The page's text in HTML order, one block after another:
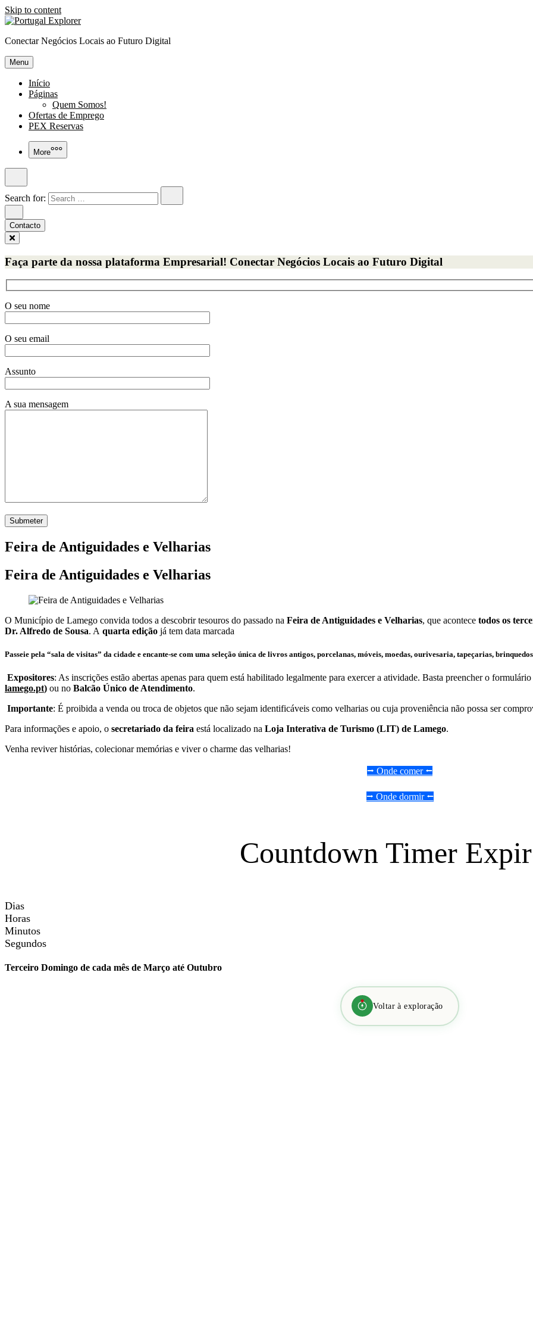
Skip to content
Conectar Negócios Locais ao Futuro Digital
Menu
Início
Páginas
Quem Somos!
Ofertas de Emprego
PEX Reservas
More
Search for:
Contacto
Faça parte da nossa plataforma Empresarial! Conectar Negócios Locais ao Futuro Digital
O seu nome
O seu email
Assunto
A sua mensagem
Feira de Antiguidades e Velharias
Feira de Antiguidades e Velharias
O Município de Lamego convida todos a descobrir tesouros do passado na Feira de Antiguidades e Velharias, que acontece todos os
Dr. Alfredo de Sousa. A quarta edição já tem data marcada
Passeie pela “sala de visitas” da cidade e encante-se com uma seleção única de livros antigos, porcelanas, móveis, moedas, ourivesaria, tapeçarias,
Expositores: As inscrições estão abertas apenas para quem está habilitado legalmente para exercer a atividade. Basta preencher o
lamego.pt) ou no Balcão Único de Atendimento.
Importante: É proibida a venda ou troca de objetos que não sejam identificáveis como velharias ou cuja proveniência não possa ser
Para informações e apoio, o secretariado da feira está localizado na Loja Interativa de Turismo (LIT) de Lamego.
Venha reviver histórias, colecionar memórias e viver o charme das velharias!
⭢ Onde comer ⭠
⭢ Onde dormir ⭠
Countdown Timer
Dias
Horas
Minutos
Segundos
Terceiro Domingo de cada mês de Março até Outubro
Voltar à exploração